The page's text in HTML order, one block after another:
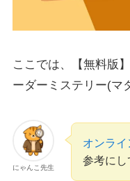
ここでは、【無料版
ーダーミステリー(マ
にゃんこ先生
オンラ
参考にし